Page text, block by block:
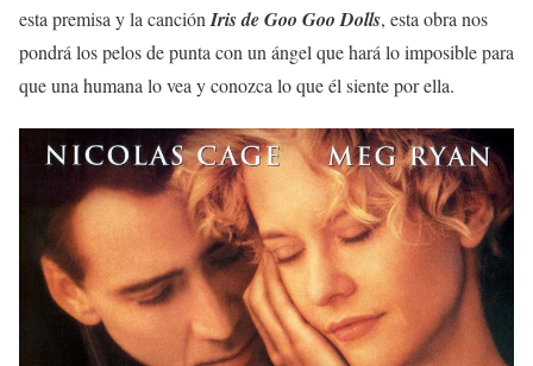
esta premisa y la canción Iris de Goo Goo Dolls, esta obra nos
pondrá los pelos de punta con un ángel que hará lo imposible para
que una humana lo vea y conozca lo que él siente por ella.